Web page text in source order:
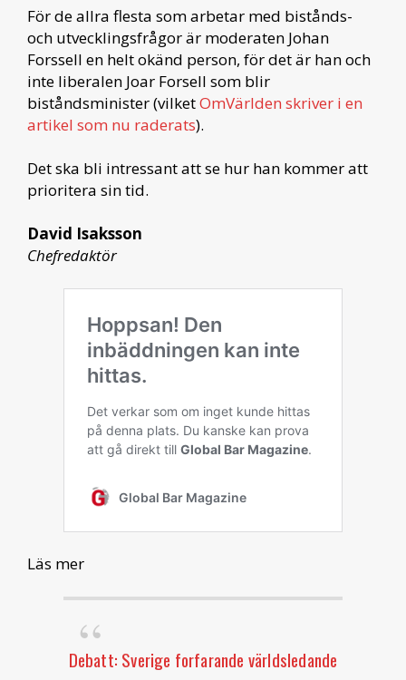
För de allra flesta som arbetar med bistånds-
och utvecklingsfrågor är moderaten Johan
Forssell en helt okänd person, för det är han och
inte liberalen Joar Forsell som blir
biståndsminister (vilketOmVärlden skriver i en
artikel som nu raderats).
Det ska bli intressant att se hur han kommer att
prioritera sin tid.
David Isaksson
Chefredaktör
Läs mer
Debatt: Sverige forfarande världsledande